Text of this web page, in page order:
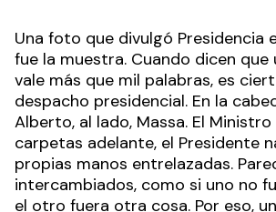
Una foto que divulgó Presidencia
fue la muestra. Cuando dicen que
vale más que mil palabras, es
despacho presidencial. En la
Alberto, al lado, Massa. El
carpetas adelante, el Presidente
propias manos entrelazadas.
intercambiados, como si uno no
el otro fuera otra cosa. Por eso,